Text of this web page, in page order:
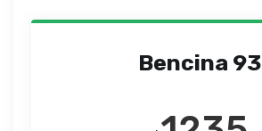
Bencina 93